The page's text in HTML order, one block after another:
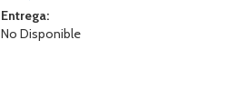
Entrega:
No Disponible